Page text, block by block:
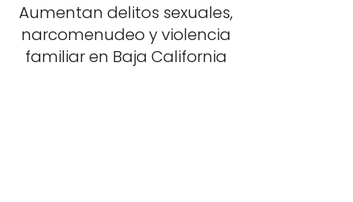
Aumentan delitos sexuales,
narcomenudeo y violencia
familiar en Baja California